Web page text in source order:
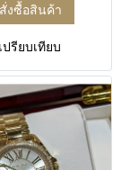
สั่งซื้อสินค้า
เปรียบเทียบ